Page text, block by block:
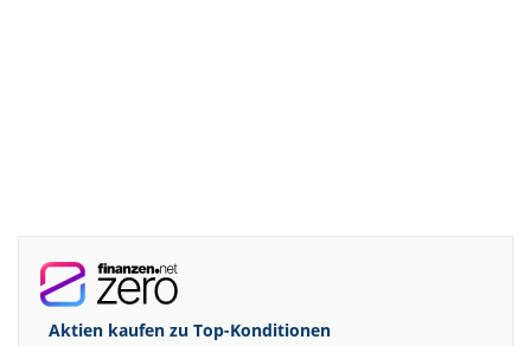
Aktien kaufen zu Top-Konditionen